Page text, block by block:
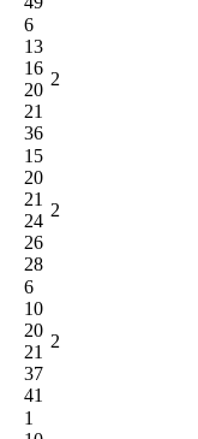
6
13
16
20
21
36
2
15
20
21
24
26
28
2
6
10
20
21
37
41
2
1